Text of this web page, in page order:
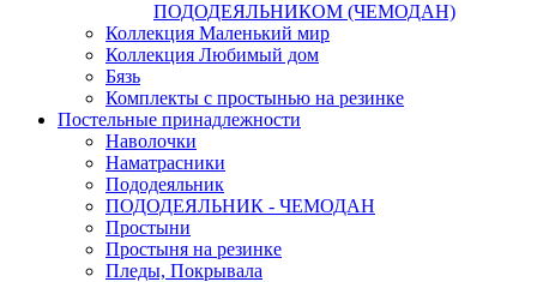
ПОДОДЕЯЛЬНИКОМ (ЧЕМОДАН)
Коллекция Маленький мир
Коллекция Любимый дом
Бязь
Комплекты с простынью на резинке
Постельные принадлежности
Наволочки
Наматрасники
Пододеяльник
ПОДОДЕЯЛЬНИК - ЧЕМОДАН
Простыни
Простыня на резинке
Пледы, Покрывала